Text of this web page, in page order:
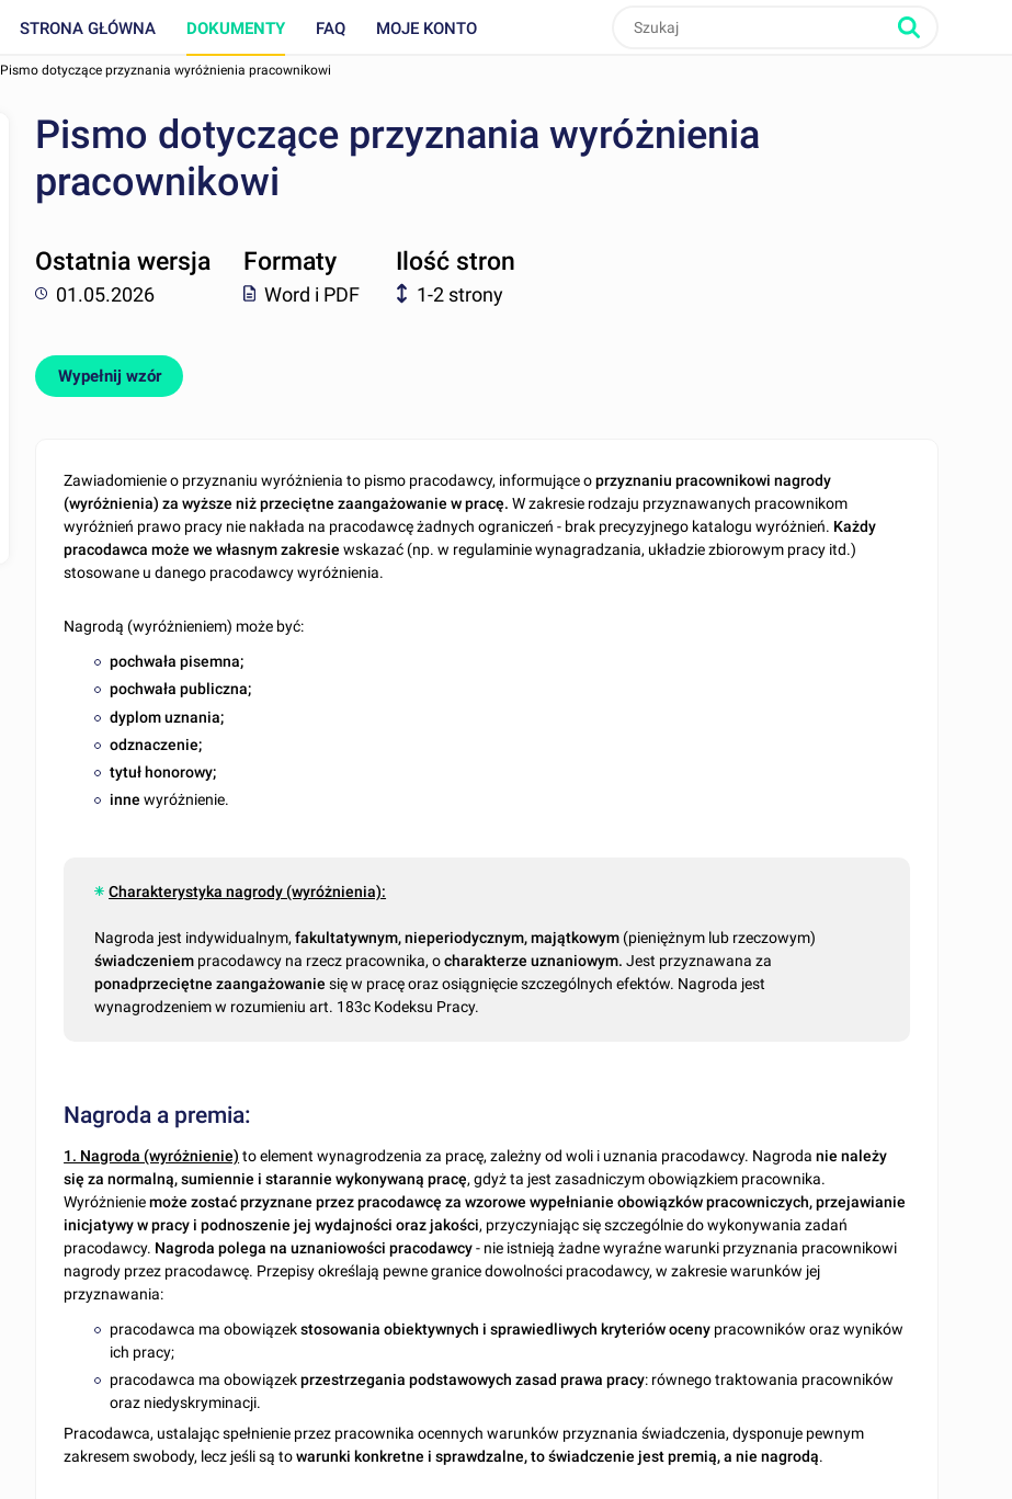
STRONA GŁÓWNA DOKUMENTY FAQ MOJE KONTO
Pismo dotyczące przyznania wyróżnienia pracownikowi
Pismo dotyczące przyznania wyróżnienia
pracownikowi
Ostatnia wersja
01.05.2026
Formaty
Word i PDF
Ilość stron
1-2 strony
Wypełnij wzór
Zawiadomienie o przyznaniu wyróżnienia to pismo pracodawcy, informujące oprzyznaniu pracownikowi nagrody
(wyróżnienia) zawyższe niż przeciętne zaangażowanie wpracę.W zakresie rodzaju przyznawanych pracownikom
wyróżnień prawo pracy nie nakłada na pracodawcę żadnych ograniczeń - brak precyzyjnego katalogu wyróżnień. Każdy
pracodawca może we własnym zakresie wskazać (np. w regulaminie wynagradzania, układzie zbiorowym pracy itd.)
stosowane u danego pracodawcy wyróżnienia.
Nagrodą (wyróżnieniem) może być:
pochwała pisemna;
pochwała publiczna;
dyplom uznania;
odznaczenie;
tytuł honorowy;
innewyróżnienie.
Charakterystyka nagrody (wyróżnienia):
Nagroda jest indywidualnym,fakultatywnym, nieperiodycznym, majątkowym (pieniężnym lub rzeczowym)
świadczeniem pracodawcy na rzecz pracownika, ocharakterze uznaniowym. Jest przyznawana za
ponadprzeciętne zaangażowanie się w pracę oraz osiągnięcie szczególnych efektów. Nagroda jest
wynagrodzeniem w rozumieniu art. 183c Kodeksu Pracy.
Nagroda a premia:
1. Nagroda (wyróżnienie) to element wynagrodzenia za pracę, zależny od woli i uznania pracodawcy. Nagrodanie należy
się za normalną, sumiennie i starannie wykonywaną pracę, gdyż ta jest zasadniczym obowiązkiem pracownika.
Wyróżnieniemoże zostać przyznane przez pracodawcę za wzorowe wypełnianie obowiązków pracowniczych, przejawianie
inicjatywy w pracy i podnoszenie jej wydajności oraz jakości, przyczyniając się szczególnie do wykonywania zadań
pracodawcy. Nagroda polega na uznaniowości pracodawcy- nie istnieją żadne wyraźne warunki przyznania pracownikowi
nagrody przez pracodawcę. Przepisy określają pewne granice dowolności pracodawcy, w zakresie warunków jej
przyznawania:
pracodawca ma obowiązekstosowania obiektywnych i sprawiedliwych kryteriów oceny pracowników oraz wyników
ich pracy;
pracodawca ma obowiązekprzestrzegania podstawowych zasad prawa pracy: równego traktowania pracowników
oraz niedyskryminacji.
Pracodawca, ustalając spełnienie przez pracownika ocennych warunków przyznania świadczenia, dysponuje pewnym
zakresem swobody, lecz jeśli są towarunki konkretne i sprawdzalne, to świadczenie jest premią, a nie nagrodą.